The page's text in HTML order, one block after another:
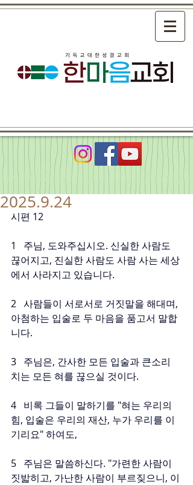
2025.9.24
시편 12
1   주님, 도와주십시오. 신실한 사람도
끊어지고, 진실한 사람도 사람 사는 세상
에서 사라지고 있습니다.
2   사람들이 서로서로 거짓말을 해대며,
아첨하는 입술로 두 마음을 품고서 말합
니다.
3   주님은, 간사한 모든 입술과 큰소리
치는 모든 혀를 끊으실 것이다.
4   비록 그들이 말하기를 "혀는 우리의
힘, 입술은 우리의 재산, 누가 우리를 이
기리요" 하여도,
5   주님은 말씀하신다. "가련한 사람이
짓밟히고, 가난한 사람이 부르짖으니, 이